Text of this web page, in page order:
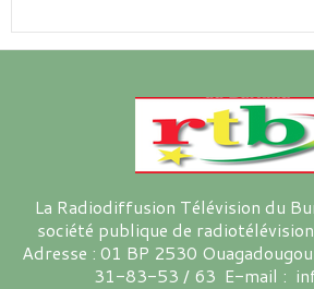
La Radiodiffusion Télévision du
société publique de
Adresse : 01 BP 2530
31-83-53 / 63 E-mail :